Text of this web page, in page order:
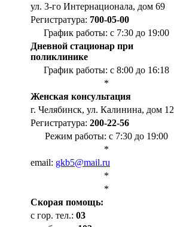
ул. 3-го Интернационала, дом 69
Регистратура: 700-05-00
График работы: с 7:30 до 19:00
Дневной стационар при
поликлинике
График работы: с 8:00 до 16:18
*
Женская консультация
г. Челябинск, ул. Калинина, дом 12
Регистратура: 200-22-56
Режим работы: с 7:30 до 19:00
*
email: gkb5@mail.ru
*
*
Cкорая помощь:
с гор. тел.: 03